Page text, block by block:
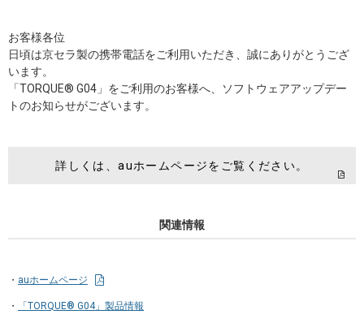
お客様各位
日頃は京セラ製の携帯電話をご利用いただき、誠にありがとうござ
います。
「TORQUE® G04」をご利用のお客様へ、ソフトウェアアップデー
トのお知らせがございます。
詳しくは、auホームページをご覧ください。
関連情報
auホームページ
「TORQUE® G04」製品情報